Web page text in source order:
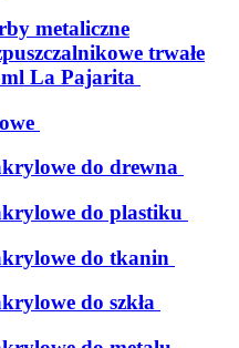
metaliczne
trwałe
La Pajarita
do drewna
do plastiku
do tkanin
do szkła